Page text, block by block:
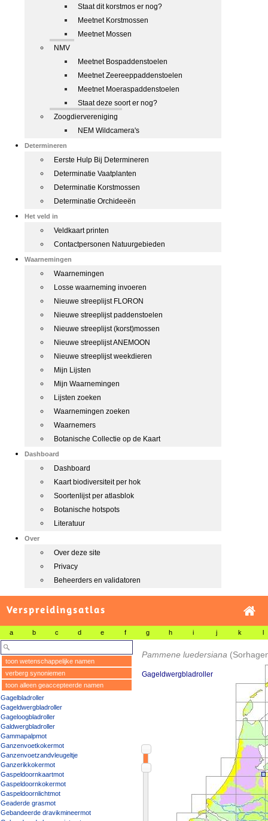
Staat dit korstmos er nog?
Meetnet Korstmossen
Meetnet Mossen
NMV
Meetnet Bospaddenstoelen
Meetnet Zeereeppaddenstoelen
Meetnet Moeraspaddenstoelen
Staat deze soort er nog?
Zoogdiervereniging
NEM Wildcamera's
Determineren
Eerste Hulp Bij Determineren
Determinatie Vaatplanten
Determinatie Korstmossen
Determinatie Orchideeën
Het veld in
Veldkaart printen
Contactpersonen Natuurgebieden
Waarnemingen
Waarnemingen
Losse waarneming invoeren
Nieuwe streeplijst FLORON
Nieuwe streeplijst paddenstoelen
Nieuwe streeplijst (korst)mossen
Nieuwe streeplijst ANEMOON
Nieuwe streeplijst weekdieren
Mijn Lijsten
Mijn Waarnemingen
Lijsten zoeken
Waarnemingen zoeken
Waarnemers
Botanische Collectie op de Kaart
Dashboard
Dashboard
Kaart biodiversiteit per hok
Soortenlijst per atlasblok
Botanische hotspots
Literatuur
Over
Over deze site
Privacy
Beheerders en validatoren
Verspreidingsatlas
a b c d e f g h i j k l
toon wetenschappelijke namen
verberg synoniemen
toon alleen geaccepteerde namen
Gagelbladroller
Gageldwergbladroller
Gageloogbladroller
Galdwergbladroller
Gammapalpmot
Ganzenvoetkokermot
Ganzenvoetzandvleugeltje
Ganzerikkokermot
Gaspeldoornkaartmot
Gaspeldoornkokermot
Gaspeldoornlichtmot
Geaderde grasmot
Gebandeerde dravikmineermot
Pammene luedersiana
Gageldwergbladroller